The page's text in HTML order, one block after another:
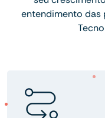
entendimento das